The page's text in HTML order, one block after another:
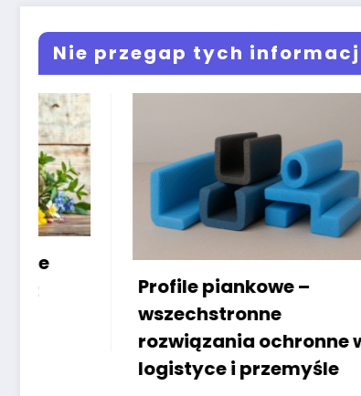
miarę?
Nie przegap tych
Profile piankowe –
wszechstronne
rozwiązania ochronne w
logistyce i przemyśle
w